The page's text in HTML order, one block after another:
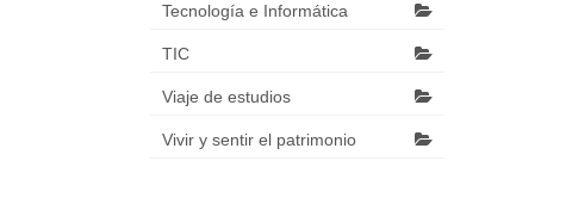
Tecnología e Informática
TIC
Viaje de estudios
Vivir y sentir el patrimonio